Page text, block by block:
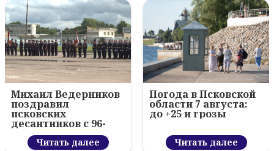
Михаил Ведерников
поздравил
псковских
десантников с 96-
летием ВДВ и
вручил награды
Читать далее
Погода в Псковской
области 7 августа:
до +25 и грозы
Читать далее